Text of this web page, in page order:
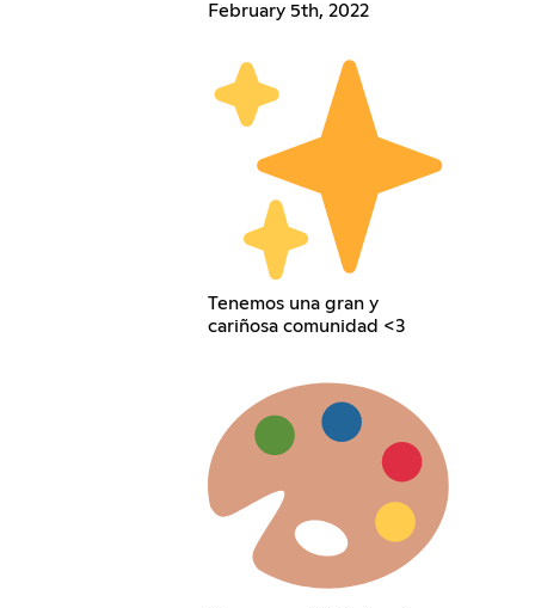
February 5th, 2022
Tenemos una gran y
cariñosa comunidad <3